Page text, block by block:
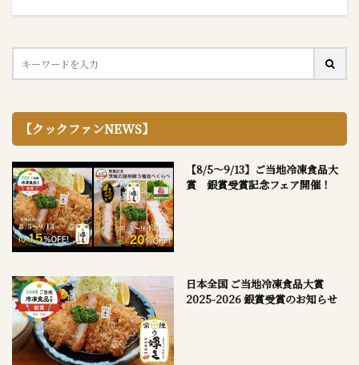
【クックファンNEWS】
【8/5～9/13】ご当地冷凍食品大
賞 銀賞受賞記念フェア開催！
日本全国 ご当地冷凍食品大賞
2025-2026 銀賞受賞のお知らせ